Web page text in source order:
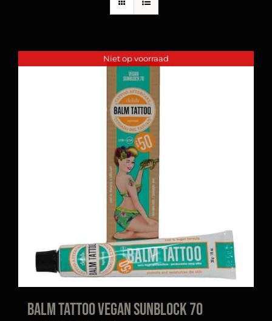
Niet op voorraad
Balm Tattoo Vegan Sunblock 70